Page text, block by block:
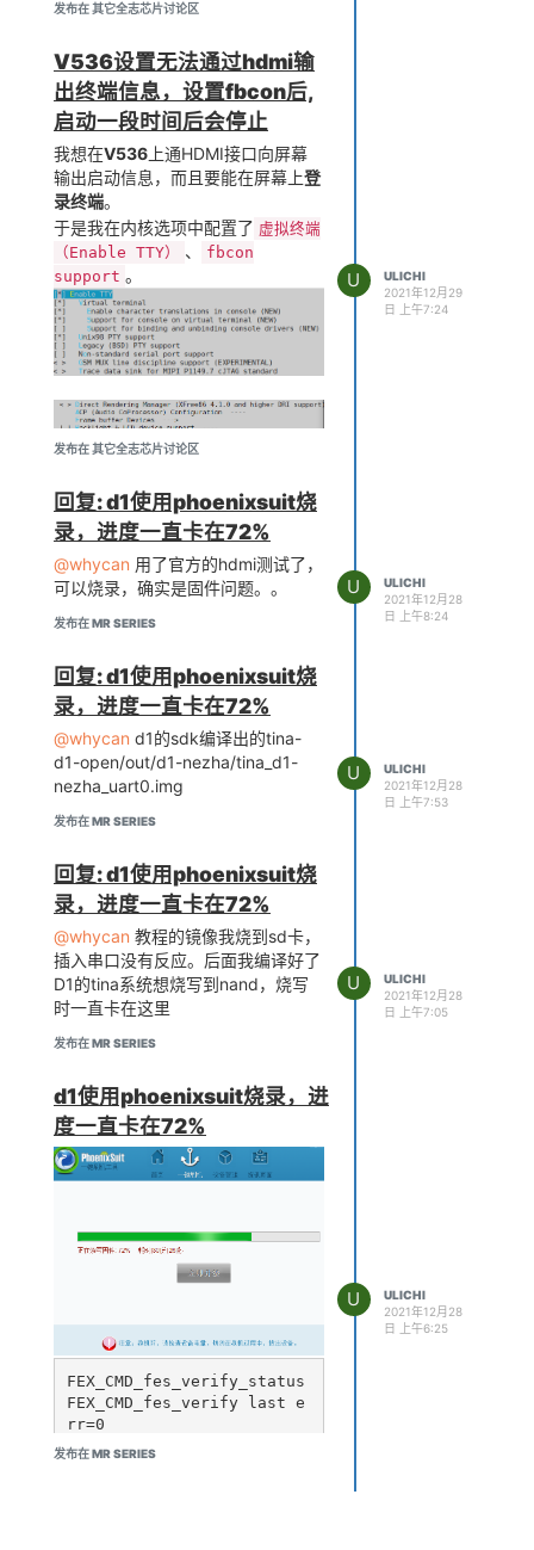
发布在 其它全志芯片讨论区
V536设置无法通过hdmi输
出终端信息，设置fbcon后,
启动一段时间后会停止
我想在V536 上通HDMI接口向屏幕
输出启动信息，而且要能在屏幕上登
录终端。
于是我在内核选项中配置了 虚拟终端
（Enable TTY）
、
fbcon
support 。
在设备树中，sceen0设置为
出（3）
720p50hz(5) 、
fb0_width(1280) 、
fb0_height(720) 。
设置完后，启动开发板能够显示
disp_init_enable
= 1
disp_mode
= 0
= 3
screen0_output_mode
= 5
screen0_output_format
= 1
screen0_output_bits
screen0_output_eotf
screen0_output_cs
= 257
screen0_output_dvi_hdmi
= 2
screen0_output_range
= 0
screen0_output_aspect_rat
fb0_format
fb0_width
= 1280
fb0_height
= 720
发布在 其它全志芯片讨论区
U
ULICHI
2021年12月29
日 上午7:24
回复: d1使用phoenixsuit烧
录，进度一直卡在72%
@whycan 用了官方的hdmi测试了，
可以烧录，确实是固件问题。。
发布在 MR SERIES
U
ULICHI
2021年12月28
日 上午8:24
回复: d1使用phoenixsuit烧
录，进度一直卡在72%
@whycan d1的sdk编译出的tina-
d1-open/out/d1-nezha/tina_d1-
nezha_uart0.img
发布在 MR SERIES
U
ULICHI
2021年12月28
日 上午7:53
回复: d1使用phoenixsuit烧
录，进度一直卡在72%
@whycan 教程的镜像我烧到sd卡，
插入串口没有反应。后面我编译好了
D1的tina系统想烧写到nand，烧写
时一直卡在这里
发布在 MR SERIES
U
ULICHI
2021年12月28
日 上午7:05
d1使用phoenixsuit烧录，进
度一直卡在72%
FEX_CMD_fes_verify_status
FEX_CMD_fes_verify last e
rr=0
[27.626]fill gap start: v
发布在 MR SERIES
U
ULICHI
2021年12月28
日 上午6:25